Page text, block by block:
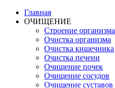
Главная
ОЧИЩЕНИЕ
Строение организма
Очистка организма
Очистка кишечника
Очистка печени
Очищение почек
Очищение сосудов
Очищение суставов